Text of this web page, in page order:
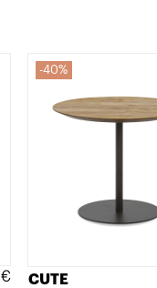
€
40%
CUTE